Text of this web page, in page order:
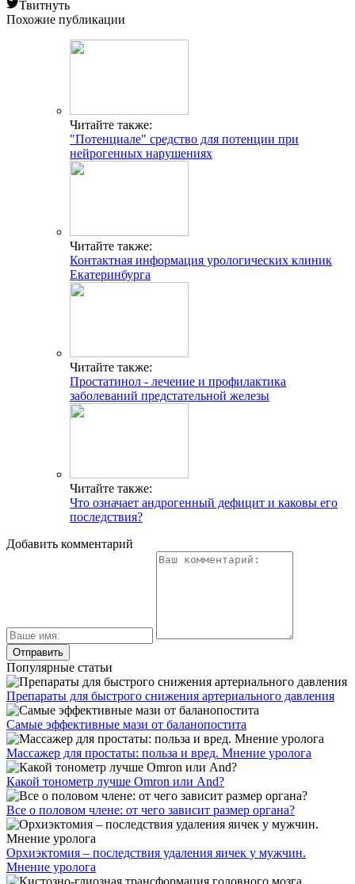
Твитнуть
Похожие публикации
Читайте также:
"Потенциале" средство для потенции при
нейрогенных нарушениях
Читайте также:
Контактная информация урологических клиник
Екатеринбурга
Читайте также:
Простатинол - лечение и профилактика
заболеваний предстательной железы
Читайте также:
Что означает андрогенный дефицит и каковы его
последствия?
Добавить комментарий
Популярные статьи
Препараты для быстрого снижения артериального давления
Самые эффективные мази от баланопостита
Массажер для простаты: польза и вред. Мнение уролога
Какой тонометр лучше Omron или And?
Все о половом члене: от чего зависит размер органа?
Орхиэктомия – последствия удаления яичек у мужчин.
Мнение уролога